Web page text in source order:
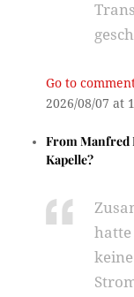
Go to
2026/08/07 at
FromManfred
Kapelle?
hatte